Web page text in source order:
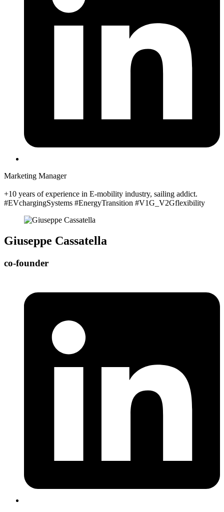
Marketing Manager
+10 years of experience in E-mobility industry, sailing addict.
#EVchargingSystems #EnergyTransition #V1G_V2Gflexibility
Giuseppe Cassatella
co-founder